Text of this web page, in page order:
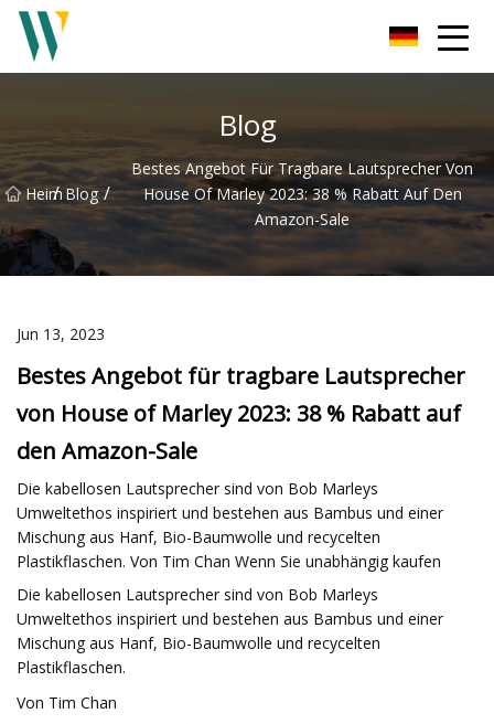
Blog
Heim
/ Blog /
Bestes Angebot Für Tragbare Lautsprecher Von
House Of Marley 2023: 38 % Rabatt Auf Den
Amazon-Sale
Jun 13, 2023
Bestes Angebot für tragbare Lautsprecher
von House of Marley 2023: 38 % Rabatt auf
den Amazon-Sale
Die kabellosen Lautsprecher sind von Bob Marleys
Umweltethos inspiriert und bestehen aus Bambus und einer
Mischung aus Hanf, Bio-Baumwolle und recycelten
Plastikflaschen. Von Tim Chan Wenn Sie unabhängig kaufen
Die kabellosen Lautsprecher sind von Bob Marleys
Umweltethos inspiriert und bestehen aus Bambus und einer
Mischung aus Hanf, Bio-Baumwolle und recycelten
Plastikflaschen.
Von Tim Chan